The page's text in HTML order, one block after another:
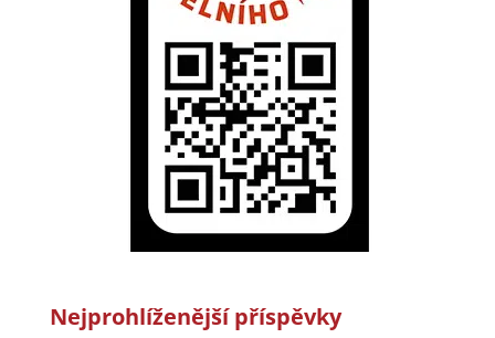
Nejprohlíženější příspěvky